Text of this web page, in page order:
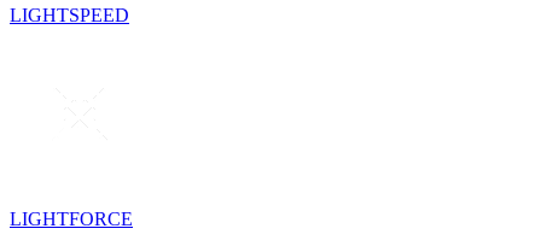
LIGHTSPEED
LIGHTFORCE